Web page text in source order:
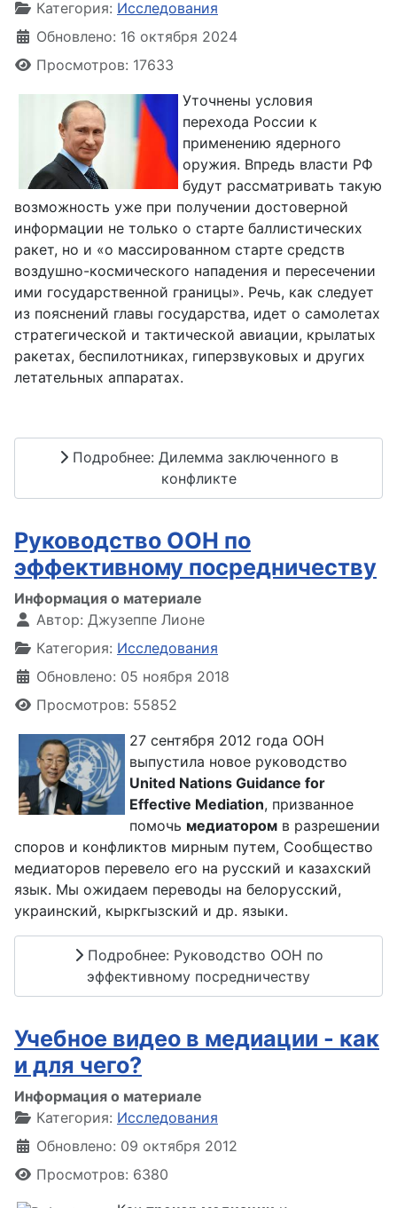
Категория: Исследования
Обновлено: 16 октября 2024
Просмотров: 17633
Уточнены условия
перехода России к
применению ядерного
оружия. Впредь власти РФ
будут рассматривать такую
возможность уже при получении достоверной
информации не только о старте баллистических
ракет, но и «о массированном старте средств
воздушно-космического нападения и пересечении
ими государственной границы». Речь, как следует
из пояснений главы государства, идет о самолетах
стратегической и тактической авиации, крылатых
ракетах, беспилотниках, гиперзвуковых и других
летательных аппаратах.
Подробнее: Дилемма заключенного в
конфликте
Руководство ООН по
эффективному посредничеству
Информация о материале
Автор: Джузеппе Лионе
Категория: Исследования
Обновлено: 05 ноября 2018
Просмотров: 55852
27 сентября 2012 года ООН
выпустила новое руководство
United Nations Guidance for
Effective Mediation, призванное
помочь медиатором в разрешении
споров и конфликтов мирным путем, Сообщество
медиаторов перевело его на русский и казахский
язык. Мы ожидаем переводы на белорусский,
украинский, кыркгызский и др. языки.
Подробнее: Руководство ООН по
эффективному посредничеству
Учебное видео в медиации - как
и для чего?
Информация о материале
Категория: Исследования
Обновлено: 09 октября 2012
Просмотров: 6380